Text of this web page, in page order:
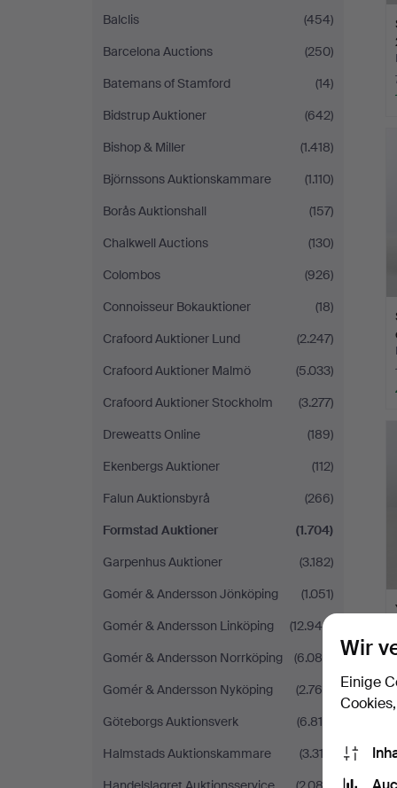
Balclis
(454)
Barcelona Auctions
(250)
Batemans of Stamford
(14)
Bidstrup Auktioner
(642)
Bishop & Miller
(1.418)
Björnssons Auktionskammare
(1.110)
Borås Auktionshall
(157)
Chalkwell Auctions
(130)
Colombos
(926)
Connoisseur Bokauktioner
(18)
Crafoord Auktioner Lund
(2.247)
Crafoord Auktioner Malmö
(5.033)
Crafoord Auktioner Stockholm
(3.277)
Dreweatts Online
(189)
Ekenbergs Auktioner
(112)
Falun Auktionsbyrå
(266)
Formstad Auktioner
(1.704)
Garpenhus Auktioner
(3.182)
Gomér & Andersson Jönköping
(1.051)
Gomér & Andersson Linköping
(12.945)
Gomér & Andersson Norrköping
(6.086)
Gomér & Andersson Nyköping
(2.766)
Göteborgs Auktionsverk
(6.819)
Halmstads Auktionskammare
(3.312)
Wir
Einige